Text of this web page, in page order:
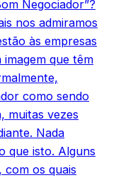
Negociador”?
nos admiramos
às empresas
que têm
como sendo
muitas vezes
Nada
que isto. Alguns
com os quais